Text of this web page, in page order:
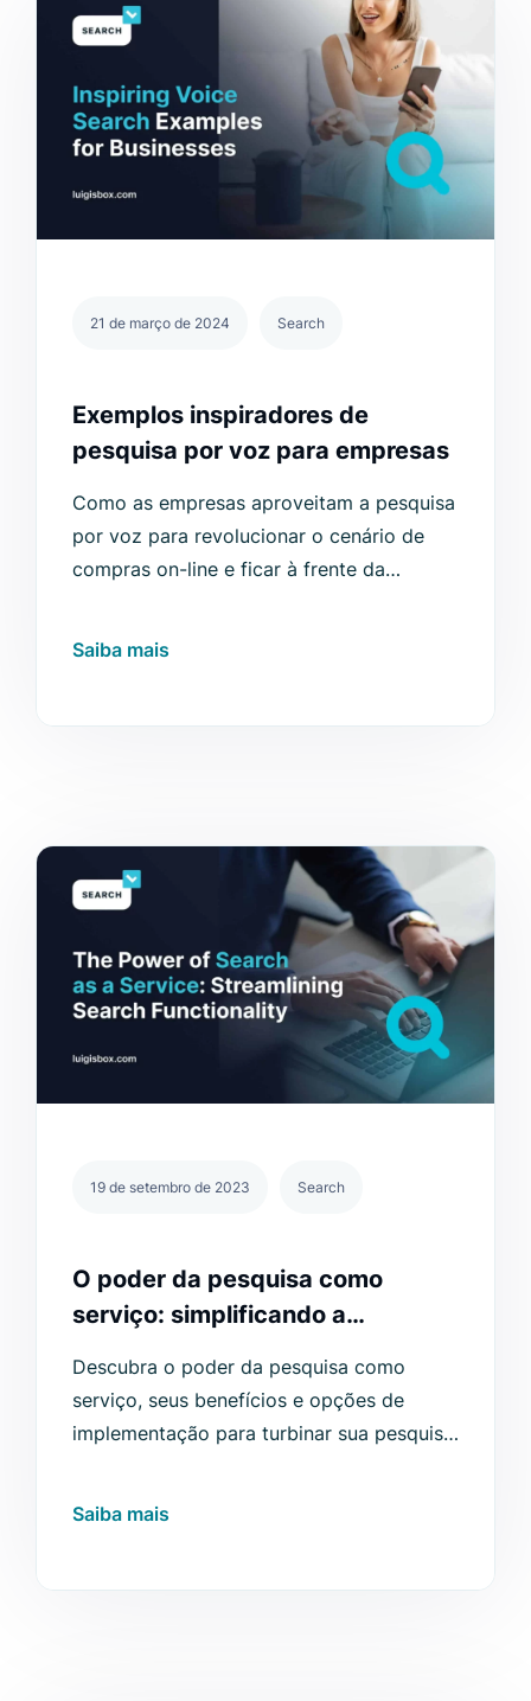
21 de março de 2024 Search
Exemplos inspiradores de
pesquisa por voz para empresas
Como as empresas aproveitam a pesquisa
por voz para revolucionar o cenário de
compras on-line e ficar à frente da
Saiba mais
19 de setembro de 2023 Search
O poder da pesquisa como
serviço: simplificando a
Descubra o poder da pesquisa como
serviço, seus benefícios e opções de
implementação para turbinar sua pesquisa
Saiba mais